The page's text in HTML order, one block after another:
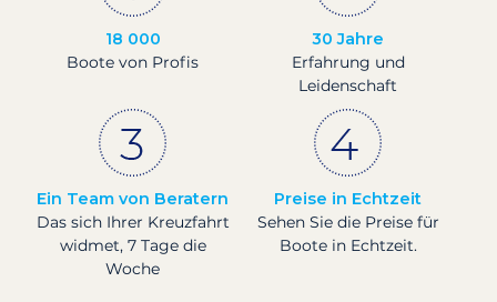
18 000
Boote von Profis
30 Jahre
Erfahrung und
Leidenschaft
Ein Team von Beratern
Das sich Ihrer Kreuzfahrt
widmet, 7 Tage die
Woche
Preise in Echtzeit
Sehen Sie die Preise für
Boote in Echtzeit.